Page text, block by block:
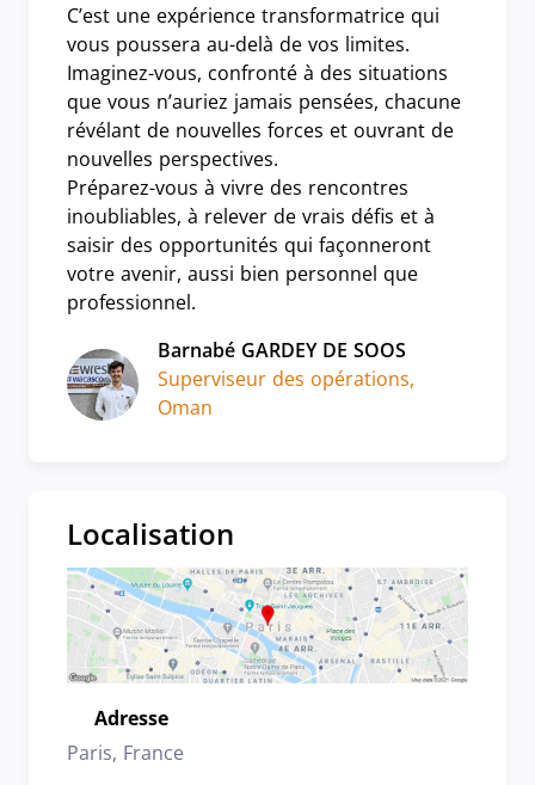
C’est une expérience transformatrice qui
vous poussera au-delà de vos limites.
Imaginez-vous, confronté à des situations
que vous n’auriez jamais pensées, chacune
révélant de nouvelles forces et ouvrant de
nouvelles perspectives.
Préparez-vous à vivre des rencontres
inoubliables, à relever de vrais défis et à
saisir des opportunités qui façonneront
votre avenir, aussi bien personnel que
professionnel.
Barnabé GARDEY DE SOOS
Superviseur des opérations,
Oman
Localisation
Emplacement
Adresse
Paris, France